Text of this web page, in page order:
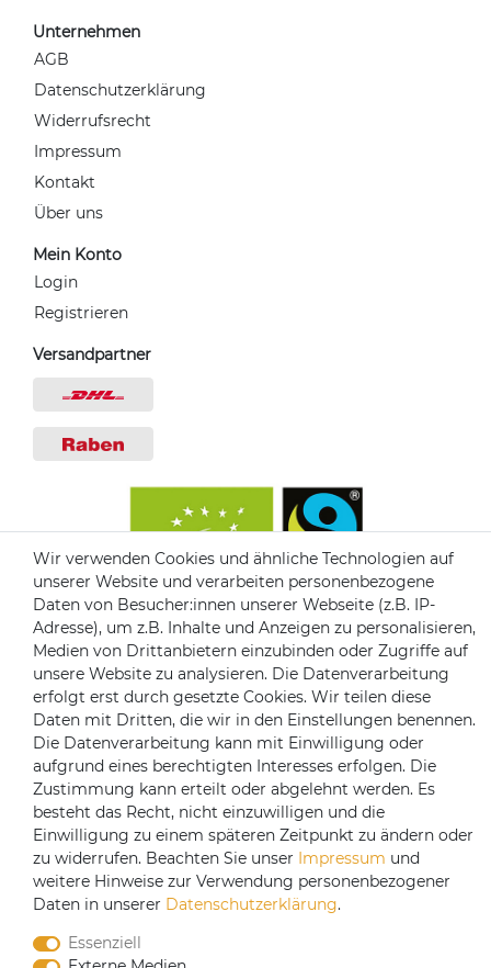
Unternehmen
AGB
Datenschutzerklärung
Widerrufsrecht
Impressum
Kontakt
Über uns
Mein Konto
Login
Registrieren
Versandpartner
CoffeeB2B hat eine Einkaufsvereinbarung mit
Coffeefair. Sollten Sie den Mindestbestellwert nicht
erreichen, können Sie bei www.coffeefair.de bestellen.
Verkauf nur an gewerbliche Kunden | Mindestbestellwert
100€
© Copyright 2019 Alle Rechte vorbehalten. | webshop by
Wir verwenden Cookies und ähnliche Technologien auf
unserer Website und verarbeiten personenbezogene
Daten von Besucher:innen unserer Webseite (z.B. IP-
Adresse), um z.B. Inhalte und Anzeigen zu personalisieren,
Medien von Drittanbietern einzubinden oder Zugriffe auf
unsere Website zu analysieren. Die Datenverarbeitung
erfolgt erst durch gesetzte Cookies. Wir teilen diese
Daten mit Dritten, die wir in den Einstellungen benennen.
Die Datenverarbeitung kann mit Einwilligung oder
aufgrund eines berechtigten Interesses erfolgen. Die
Zustimmung kann erteilt oder abgelehnt werden. Es
besteht das Recht, nicht einzuwilligen und die
Einwilligung zu einem späteren Zeitpunkt zu ändern oder
zu widerrufen. Beachten Sie unser Impressum und
weitere Hinweise zur Verwendung personenbezogener
Daten in unserer Daten­schutz­erklärung.
Essenziell